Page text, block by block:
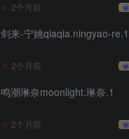
2个月前
剑来-宁姚qiaqia.ningyao-re.1
2个月前
鸣潮琳奈moonlight.琳奈.1
2个月前